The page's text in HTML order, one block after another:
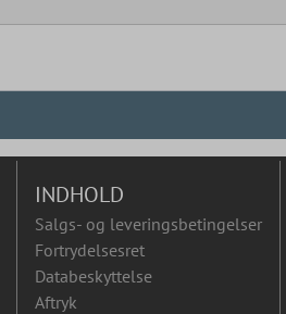
INDHOLD
Salgs- og leveringsbetingelser
Fortrydelsesret
Databeskyttelse
Aftryk